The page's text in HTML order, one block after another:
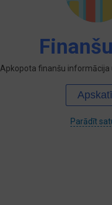
Apkopota finanšu informācija
Parādīt